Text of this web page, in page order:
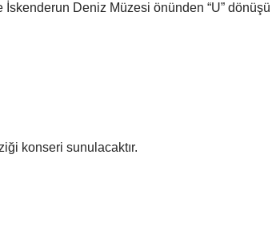
Deniz Müzesi önünden “U” dönüşü
konseri sunulacaktır.